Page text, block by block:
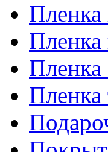
Пленка
Пленка